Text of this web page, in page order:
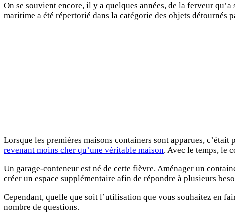
On se souvient encore, il y a quelques années, de la ferveur
maritime a été répertorié dans la catégorie des objets détournés
Lorsque les premières maisons containers sont apparues,
revenant moins cher qu’une véritable maison. Avec le temps, le
Un garage-conteneur est né de cette fièvre. Aménager un
créer un espace supplémentaire afin de répondre à plusieurs
Cependant, quelle que soit l’utilisation que vous souhaitez en
nombre de questions.